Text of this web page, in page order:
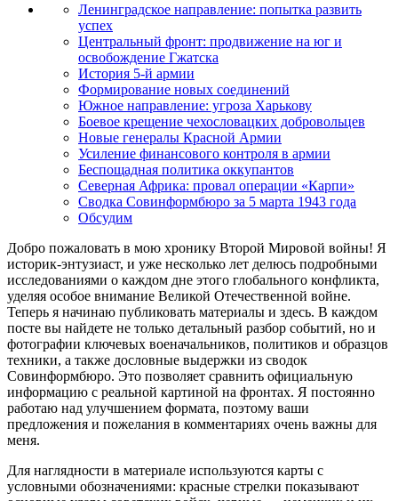
Ленинградское направление: попытка развить
успех
Центральный фронт: продвижение на юг и
освобождение Гжатска
История 5-й армии
Формирование новых соединений
Южное направление: угроза Харькову
Боевое крещение чехословацких добровольцев
Новые генералы Красной Армии
Усиление финансового контроля в армии
Беспощадная политика оккупантов
Северная Африка: провал операции «Карпи»
Сводка Совинформбюро за 5 марта 1943 года
Обсудим
Добро пожаловать в мою хронику Второй Мировой войны! Я
историк-энтузиаст, и уже несколько лет делюсь подробными
исследованиями о каждом дне этого глобального конфликта,
уделяя особое внимание Великой Отечественной войне.
Теперь я начинаю публиковать материалы и здесь. В каждом
посте вы найдете не только детальный разбор событий, но и
фотографии ключевых военачальников, политиков и образцов
техники, а также дословные выдержки из сводок
Совинформбюро. Это позволяет сравнить официальную
информацию с реальной картиной на фронтах. Я постоянно
работаю над улучшением формата, поэтому ваши
предложения и пожелания в комментариях очень важны для
меня.
Для наглядности в материале используются карты с
условными обозначениями: красные стрелки показывают